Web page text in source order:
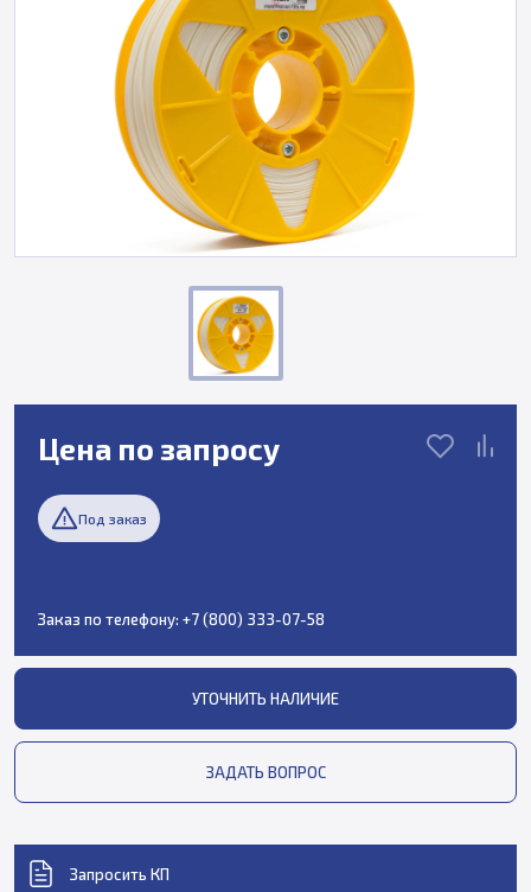
Цена по запросу
Под заказ
Заказ по телефону: +7 (800) 333-07-58
УТОЧНИТЬ НАЛИЧИЕ
ЗАДАТЬ ВОПРОС
Запросить КП